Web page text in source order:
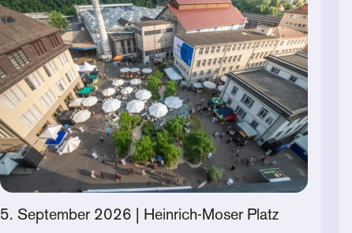
5. September 2026 | Heinrich-Moser Platz